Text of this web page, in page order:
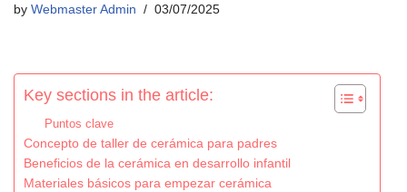
by Webmaster Admin 03/07/2025
Key sections in the article:
Puntos clave
Concepto de taller de cerámica para padres
Beneficios de la cerámica en desarrollo infantil
Materiales básicos para empezar cerámica